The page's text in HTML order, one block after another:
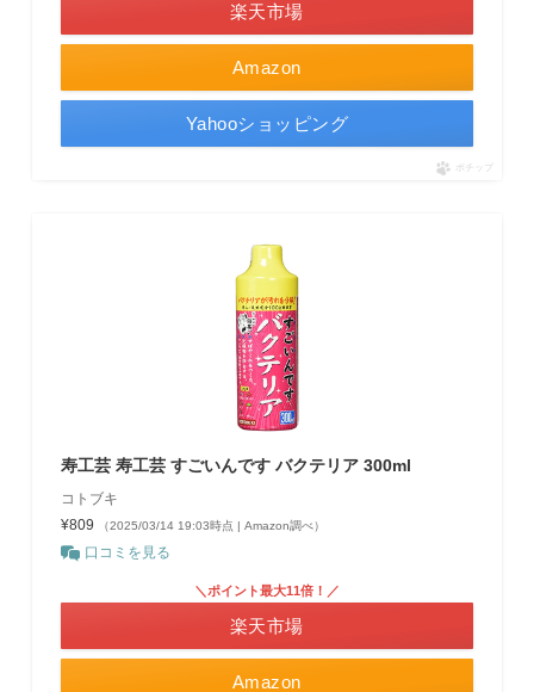
Amazon
楽天市場
Yahooショッピング
ポチップ
寿工芸 寿工芸 すごいんです バクテリア 300ml
コトブキ
¥809
（2025/03/14 19:03時点 | Amazon調べ）
口コミを見る
Amazon
＼ポイント最大11倍！／
楽天市場